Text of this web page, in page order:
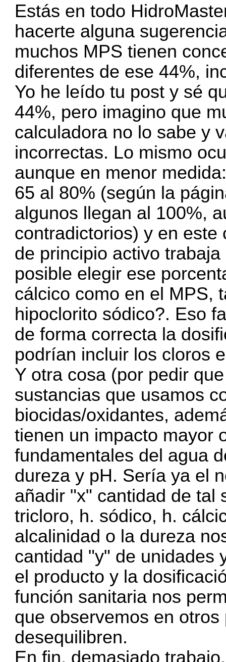
Estás en todo
hacerte alguna
muchos MPS tienen
diferentes de ese 44%,
Yo he leído tu post y sé
44%, pero imagino que
calculadora no lo sabe y
incorrectas. Lo mismo
aunque en menor
65 al 80% (según la
algunos llegan al 100%,
contradictorios) y en
de principio activo
posible elegir ese
cálcico como en el MPS,
hipoclorito sódico?. Eso
de forma correcta la
podrían incluir los cloros
Y otra cosa (por pedir
sustancias que usamos
biocidas/oxidantes,
tienen un impacto mayor
fundamentales del agua
dureza y pH. Sería ya el
añadir "x" cantidad de tal
tricloro, h. sódico, h.
alcalinidad o la dureza
cantidad "y" de unidades
el producto y la
función sanitaria nos
que observemos en
desequilibren.
En fin, demasiado